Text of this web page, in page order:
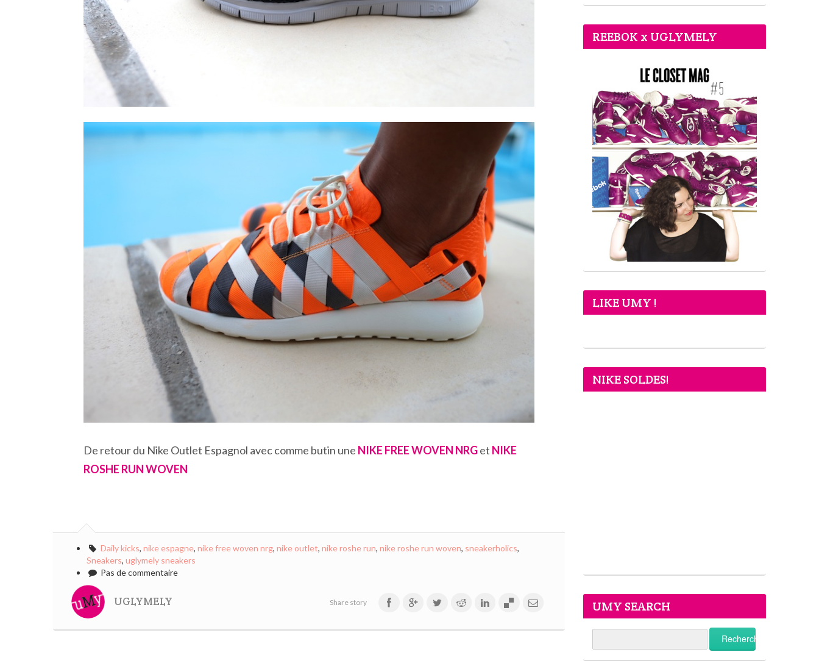
De retour du Nike Outlet Espagnol avec comme butin une NIKE FREE WOVEN NRGet NIKE
ROSHE RUN WOVEN
Daily kicks, nike espagne, nike free woven nrg, nike outlet, nike roshe run, nike roshe run woven, sneakerholics,
Sneakers, uglymely sneakers
Pas de commentaire
UGLYMELY Share story
REEBOK x UGLYMELY
LIKE UMY !
NIKE SOLDES!
UMY SEARCH